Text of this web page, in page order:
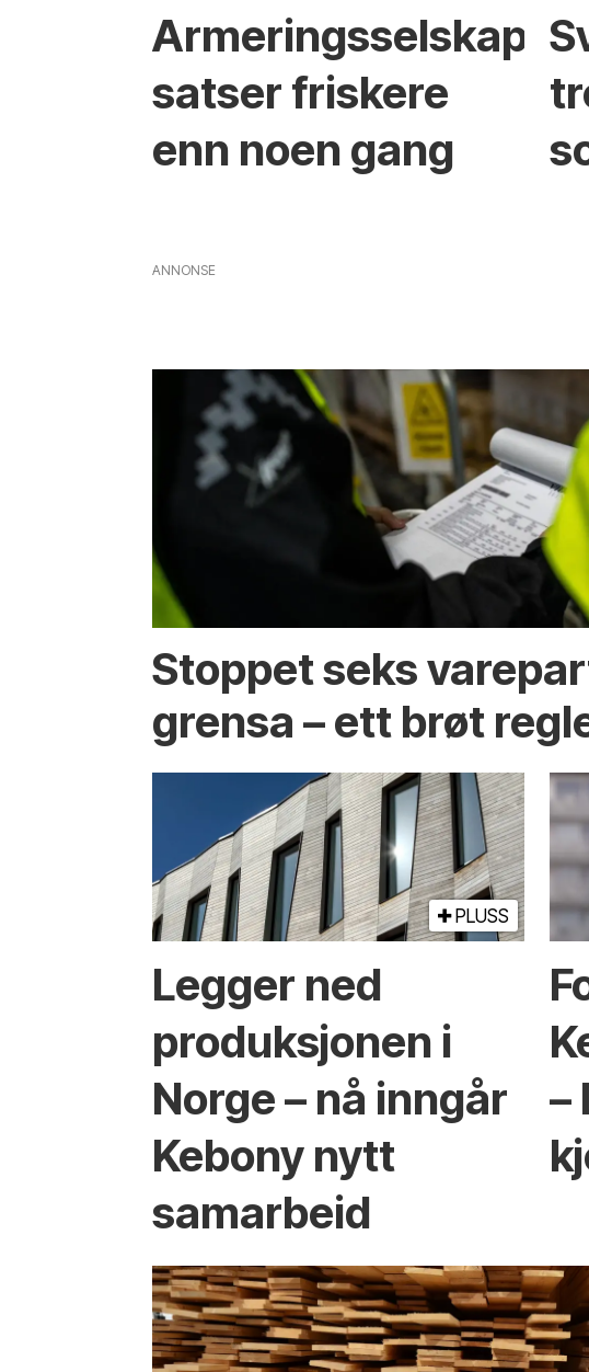
Armeringsselskapet
satser friskere
enn noen gang
ANNONSE
Stoppet seks
grensa – ett brøt
PLUSS
Legger ned
produksjonen i
Norge – nå inngår
Kebony nytt
samarbeid
–